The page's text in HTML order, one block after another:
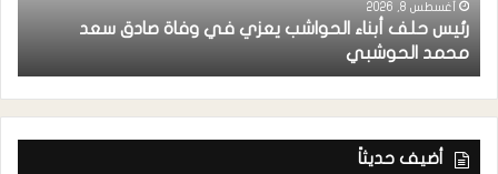
أغسطس 8, 2026
رئيس حلف أبناء الحواشب يعزي في وفاة صادق سعد
محمد الحوشبي
أضيف حديثاً